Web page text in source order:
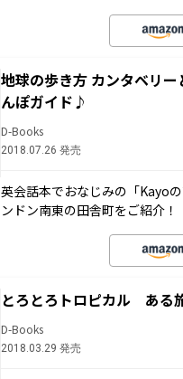
地球の歩き方 カンタベリ
んぽガイド♪
D-Books
2018.07.26 発売
英会話本でおなじみの「Kayo
ンドン南東の田舎町をご紹介！
とろとろトロピカル ある
D-Books
2018.03.29 発売